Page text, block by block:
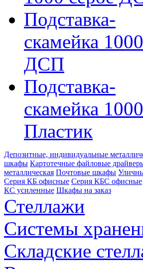
Подставка-
скамейка 1000
ДСП
Подставка-
скамейка 1000
Пластик
Депозитные, индивидуальные
шкафы Картотечные файловые
металлическая Почтовые шкафы
Серия КБ офисные Серия КБС офисные
КC усиленные Шкафы на заказ
Стеллажи
Системы
Складские